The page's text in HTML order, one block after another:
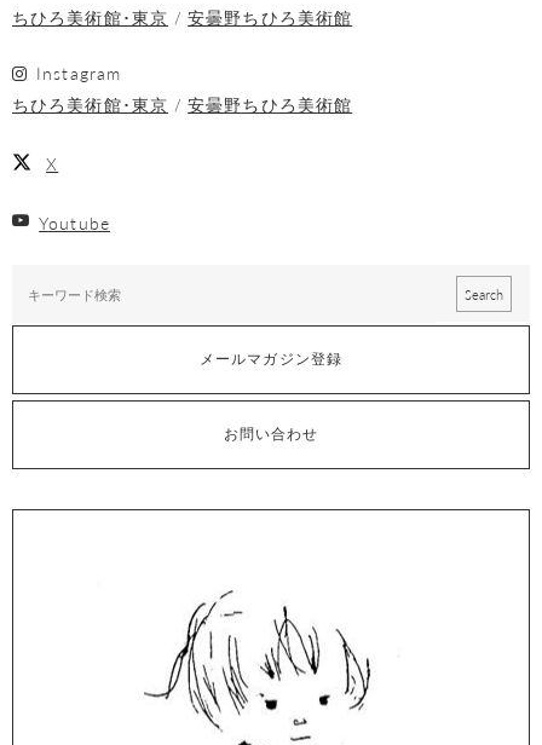
ちひろ美術館･東京
安曇野ちひろ美術館
Instagram
ちひろ美術館･東京
安曇野ちひろ美術館
X
Youtube
メールマガジン登録
お問い合わせ